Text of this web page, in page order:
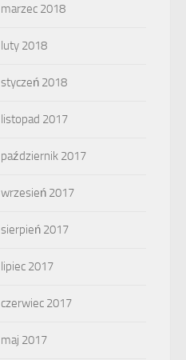
marzec 2018
luty 2018
styczeń 2018
listopad 2017
październik 2017
wrzesień 2017
sierpień 2017
lipiec 2017
czerwiec 2017
maj 2017